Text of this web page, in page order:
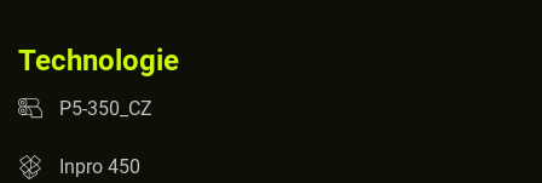
Technologie
P5-350_CZ
Inpro 450